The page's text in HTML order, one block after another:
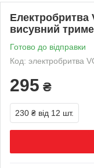
Електробритва
висувний
Готово до відправки
Код: электробритва
295 ₴
230 ₴ від 12 шт.